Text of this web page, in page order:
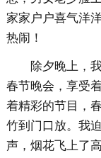
家家户户喜气洋
热闹！
除夕晚上，
春节晚会，享受
着精彩的节目，
竹到门口放。我
声，烟花飞上了